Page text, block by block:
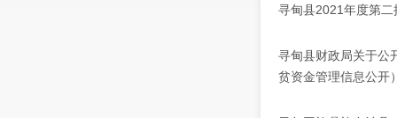
寻甸县2021年度第
寻甸县财政局关于公
贫资金管理信息公开